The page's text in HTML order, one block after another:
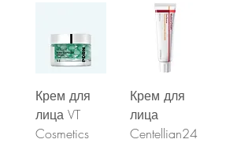
Крем для
лица VT
Cosmetics
Крем для
лица
Centellian24